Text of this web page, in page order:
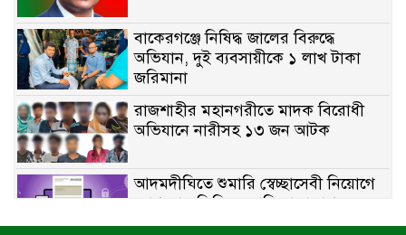
বাকেরগঞ্জে নিষিদ্ধ জালের বিরুদ্ধে
অভিযান, দুই ব্যবসায়ীকে ১ লাখ টাকা
জরিমানা
রাজশাহীর মহানগরীতে মাদক বিরোধী
অভিযানে নারীসহ ১৩ জন আটক
আদমদীঘিতে শুমারি স্বেচ্ছাসেবী নিয়োগে
যোগ্যতার ভিত্তিতে তালিকা প্রকাশ;
নির্বাচিতদের আ.লীগ ট্যাগে প্রচারণা